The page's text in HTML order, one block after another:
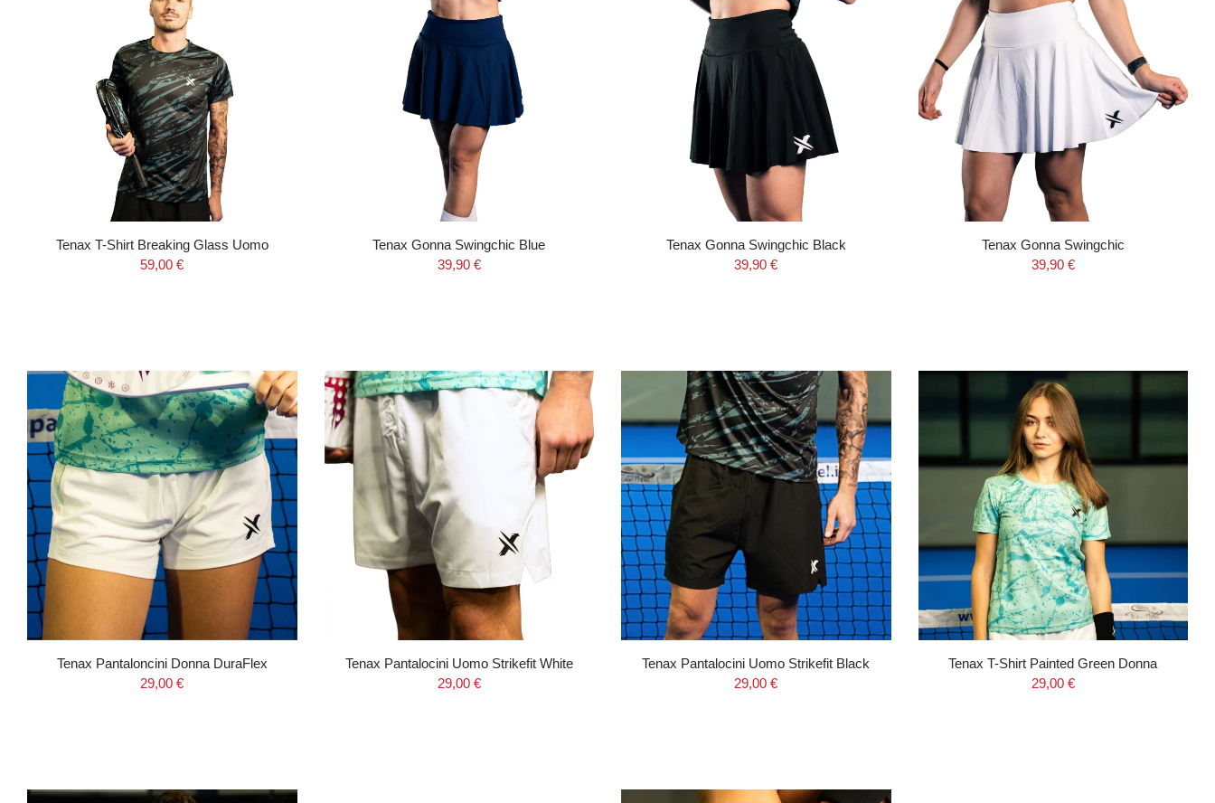
Tenax T-Shirt Breaking Glass Uomo
59,00 €
Tenax Gonna Swingchic Blue
39,90 €
Tenax Gonna Swingchic Black
39,90 €
Tenax Gonna Swingchic
39,90 €
Tenax Pantaloncini Donna DuraFlex
29,00 €
Tenax Pantalocini Uomo Strikefit White
29,00 €
Tenax Pantalocini Uomo Strikefit Black
29,00 €
Tenax T-Shirt Painted Green Donna
29,00 €